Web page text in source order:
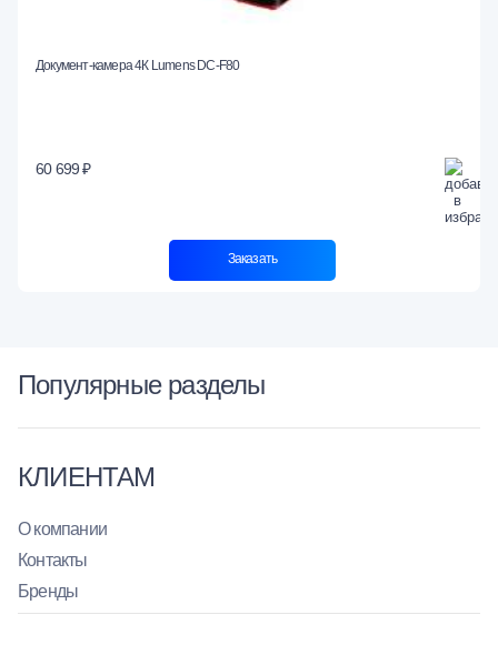
Документ-камера 4К Lumens DC-F80
60 699 ₽
Заказать
Популярные разделы
КЛИЕНТАМ
О компании
Контакты
Бренды